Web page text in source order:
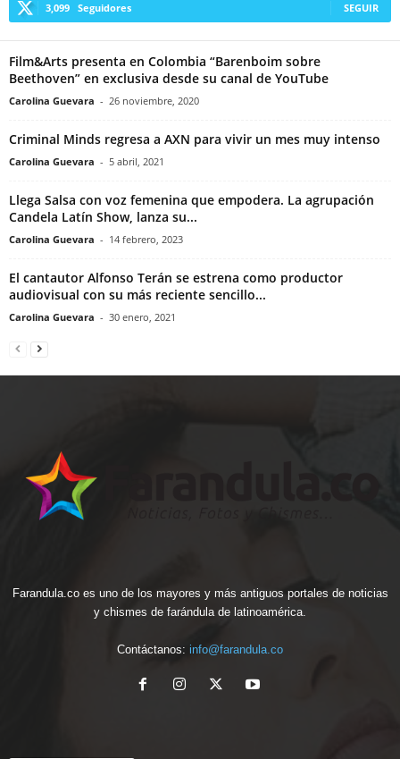
3,099 Seguidores SEGUIR
Film&Arts presenta en Colombia “Barenboim sobre
Beethoven” en exclusiva desde su canal de YouTube
Carolina Guevara - 26 noviembre, 2020
Criminal Minds regresa a AXN para vivir un mes muy intenso
Carolina Guevara - 5 abril, 2021
Llega Salsa con voz femenina que empodera. La agrupación
Candela Latín Show, lanza su...
Carolina Guevara - 14 febrero, 2023
El cantautor Alfonso Terán se estrena como productor
audiovisual con su más reciente sencillo...
Carolina Guevara - 30 enero, 2021
Farandula.co es uno de los mayores y más antiguos portales de noticias
y chismes de farándula de latinoamérica.
Contáctanos: info@farandula.co